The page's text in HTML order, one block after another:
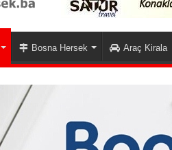
Bosna Hersek Araç Kirala